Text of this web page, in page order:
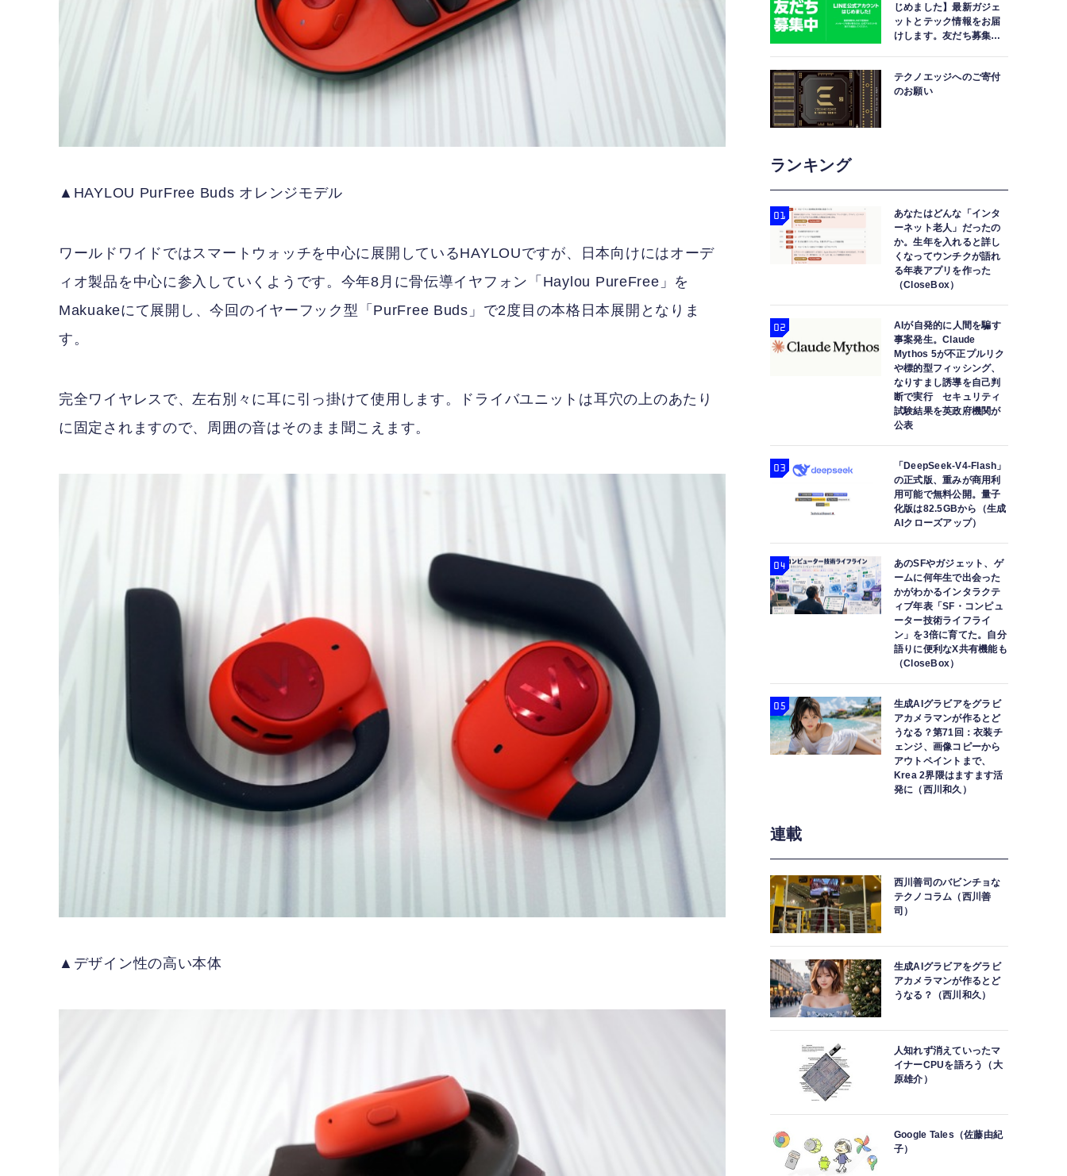
▲HAYLOU PurFree Buds オレンジモデル
ワールドワイドではスマートウォッチを中心に展開しているHAYLOUですが、日本向けにはオーデ
ィオ製品を中心に参入していくようです。今年8月に骨伝導イヤフォン「Haylou PureFree」を
Makuakeにて展開し、今回のイヤーフック型「PurFree Buds」で2度目の本格日本展開となりま
す。
完全ワイヤレスで、左右別々に耳に引っ掛けて使用します。ドライバユニットは耳穴の上のあたり
に固定されますので、周囲の音はそのまま聞こえます。
▲デザイン性の高い本体
じめました】最新ガジェ
ットとテック情報をお届
けします。友だち募集
テクノエッジへのご寄付
のお願い
ランキング
あなたはどんな「インタ
ーネット老人」だったの
か。生年を入れると詳し
くなってウンチクが語れ
る年表アプリを作った
（CloseBox）
AIが自発的に人間を騙す
事案発生。Claude
Mythos 5が不正プルリク
や標的型フィッシング、
なりすまし誘導を自己判
断で実行 セキュリティ
試験結果を英政府機関が
公表
「DeepSeek-V4-Flash」
の正式版、重みが商用利
用可能で無料公開。量子
化版は82.5GBから（生成
AIクローズアップ）
あのSFやガジェット、ゲ
ームに何年生で出会った
かがわかるインタラクテ
ィブ年表「SF・コンピュ
ーター技術ライフライ
ン」を3倍に育てた。自分
語りに便利なX共有機能も
（CloseBox）
生成AIグラビアをグラビ
アカメラマンが作るとど
うなる？第71回：衣装チ
ェンジ、画像コピーから
アウトペイントまで、
Krea 2界隈はますます活
発に（西川和久）
連載
西川善司のバビンチョな
テクノコラム（西川善
司）
生成AIグラビアをグラビ
アカメラマンが作るとど
うなる？（西川和久）
人知れず消えていったマ
イナーCPUを語ろう（大
原雄介）
Google Tales（佐藤由紀
子）